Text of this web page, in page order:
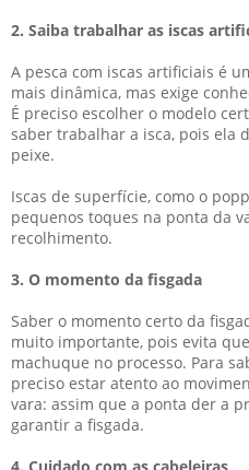
2. Saiba trabalhar as iscas
A pesca com iscas artificiais é
mais dinâmica, mas exige
É preciso escolher o modelo
saber trabalhar a isca, pois ela
peixe.
Iscas de superfície, como o
pequenos toques na ponta da
recolhimento.
3. O momento da fisgada
Saber o momento certo da
muito importante, pois evita
machuque no processo. Para
preciso estar atento ao
vara: assim que a ponta der a
garantir a fisgada.
4. Cuidado com as cabeleiras